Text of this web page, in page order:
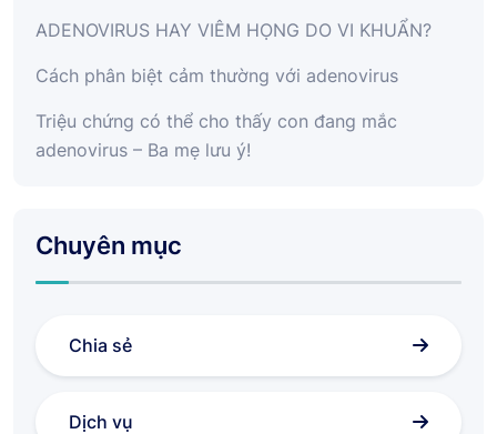
ADENOVIRUS HAY VIÊM HỌNG DO VI KHUẨN?
Cách phân biệt cảm thường với adenovirus
Triệu chứng có thể cho thấy con đang mắc
adenovirus – Ba mẹ lưu ý!
Chuyên mục
Chia sẻ
Dịch vụ